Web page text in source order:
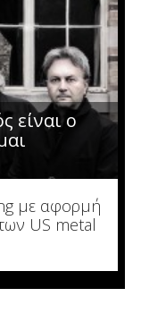
είναι ο
με αφορμή
US metal